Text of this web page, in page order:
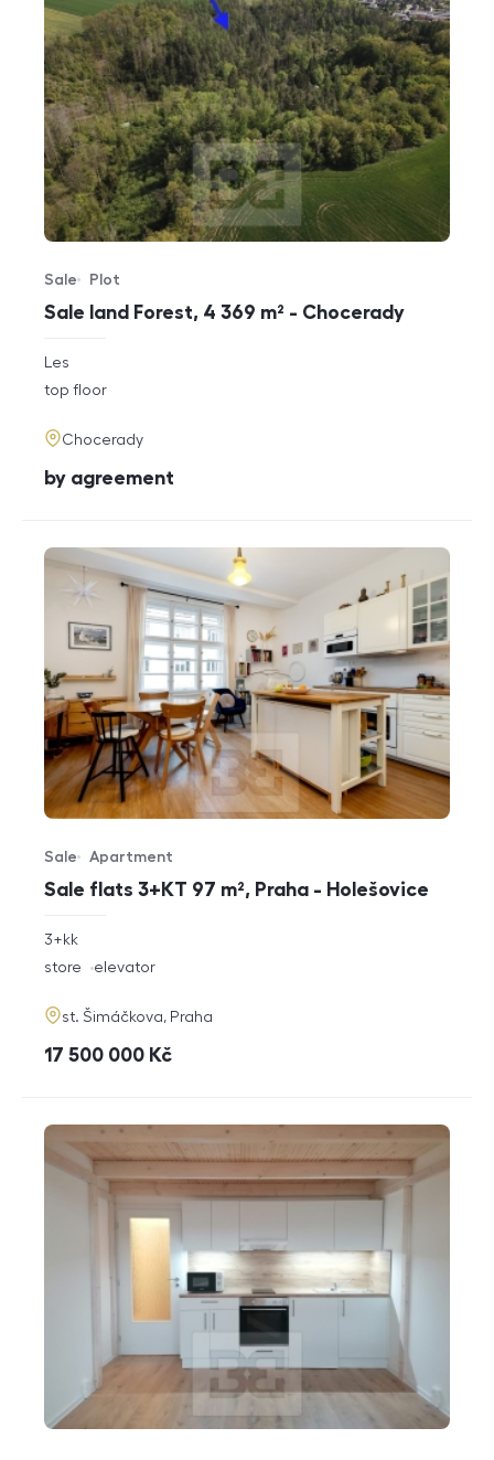
Sale land Forest, 4 369 m² - Chocerady
Offer type
Sale
Property type
Plot
rozměry
Les
funkce
top floor
adresa
Chocerady
cena
by agreement
Sale flats 3+KT 97 m², Praha - Holešovice
Offer type
Sale
Property type
Apartment
rozměry
disposition
3+kk
funkce
store elevator
adresa
st. Šimáčkova, Praha
cena
17 500 000 Kč